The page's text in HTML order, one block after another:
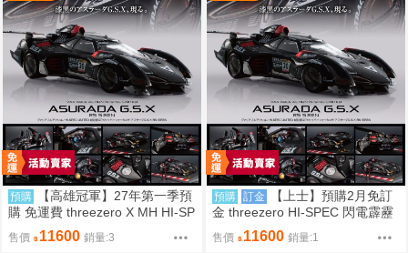
預購
【高雄冠軍】27年第一季預
購 免運費 threezero X MH HI-SP
EC 閃電霹靂車 阿斯拉 G.S.X 35
周年 免訂金
售價 11600 銷量:3
預購 訂金
【上士】預購2月免訂
金 threezero HI-SPEC 閃電霹靂
車 阿斯拉 G.S.X 黑色限定 無壓
克力盒0816
售價 11600 銷量:1